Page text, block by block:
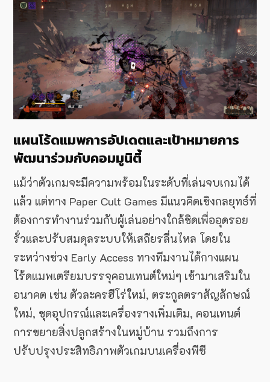
แผนโร้ดแมพการอัปเดตและเป้าหมายการ
พัฒนาร่วมกับคอมมูนิตี้
แม้ว่าตัวเกมจะมีความพร้อมในระดับที่เล่นจบเกมได้
แล้ว แต่ทาง Paper Cult Games มีแนวคิดเชิงกลยุทธ์ที่
ต้องการทำงานร่วมกับผู้เล่นอย่างใกล้ชิดเพื่ออุดรอย
รั่วและปรับสมดุลระบบให้เสถียรลื่นไหล โดยใน
ระหว่างช่วง Early Access ทางทีมงานได้กางแผน
โร้ดแมพเตรียมบรรจุคอนเทนต์ใหม่ๆ เข้ามาเสริมใน
อนาคต เช่น ตัวละครฮีโร่ใหม่, ตระกูลตราสัญลักษณ์
ใหม่, ชุดอุปกรณ์และเครื่องรางเพิ่มเติม, คอนเทนต์
การขยายสิ่งปลูกสร้างในหมู่บ้าน รวมถึงการ
ปรับปรุงประสิทธิภาพตัวเกมบนเครื่องพีซี